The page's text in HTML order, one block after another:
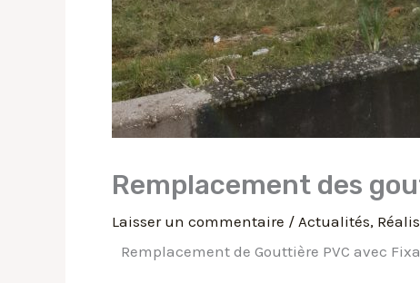
Remplacement des
Laisser un commentaire / Actualités,
Remplacement de Gouttière PVC avec